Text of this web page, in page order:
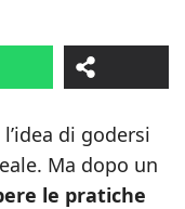
di godersi
Ma dopo un
le pratiche